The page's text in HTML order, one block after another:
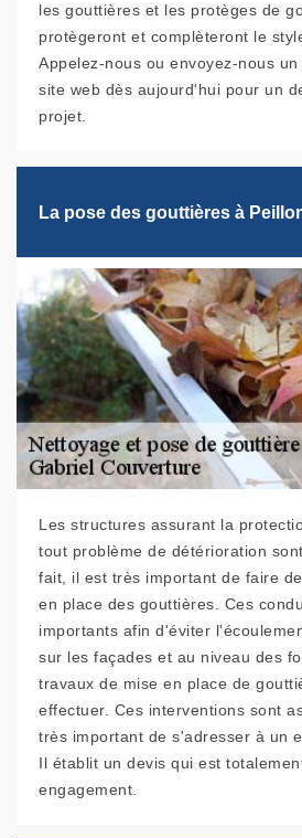
les gouttières et les protèges de
protègeront et complèteront le
Appelez-nous ou envoyez-nous
site web dès aujourd'hui pour un
projet.
La pose des gouttières à
Les structures assurant la
tout problème de détérioration
fait, il est très important de faire
en place des gouttières. Ces
importants afin d'éviter
sur les façades et au niveau des
travaux de mise en place de
effectuer. Ces interventions sont
très important de s'adresser à un
Il établit un devis qui est
engagement.